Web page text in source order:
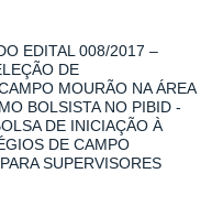
EDITAL 008/2017 –
DE
MOURÃO NA ÁREA
BOLSISTA NO PIBID -
DE INICIAÇÃO À
DE CAMPO
SUPERVISORES